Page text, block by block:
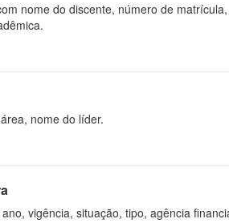
nome do discente, número de
nome do líder.
vigência, situação, tipo, agência